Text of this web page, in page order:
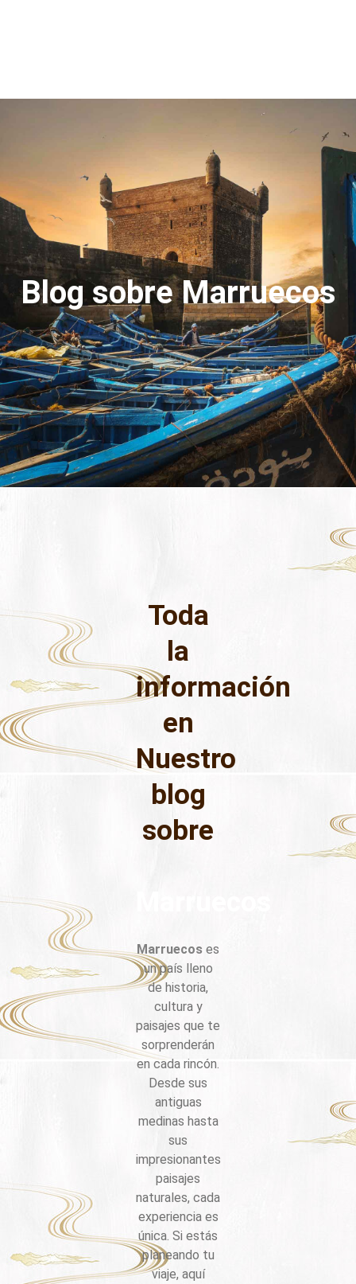
Blog sobre Marruecos
Toda
la
información
en
Nuestro
blog
sobre
Marruecos es
un país lleno
de historia,
cultura y
paisajes que te
sorprenderán
en cada rincón.
Desde sus
antiguas
medinas hasta
sus
impresionantes
paisajes
naturales, cada
experiencia es
única. Si estás
planeando tu
viaje, aquí